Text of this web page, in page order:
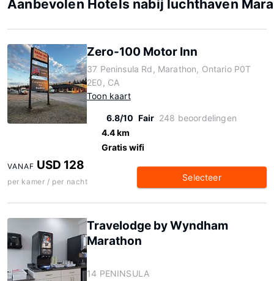
Aanbevolen Hotels nabij luchthaven
Zero-100 Motor Inn
37 Peninsula Rd, Marathon, Ontario P0T
2E0, CA
Toon kaart
6.8/10 Fair 248 beoordelingen
4.4 km
Gratis wifi
VANAF USD 128
per kamer / per nacht Selecteer
Travelodge by Wyndham
Marathon
14 PENINSULA